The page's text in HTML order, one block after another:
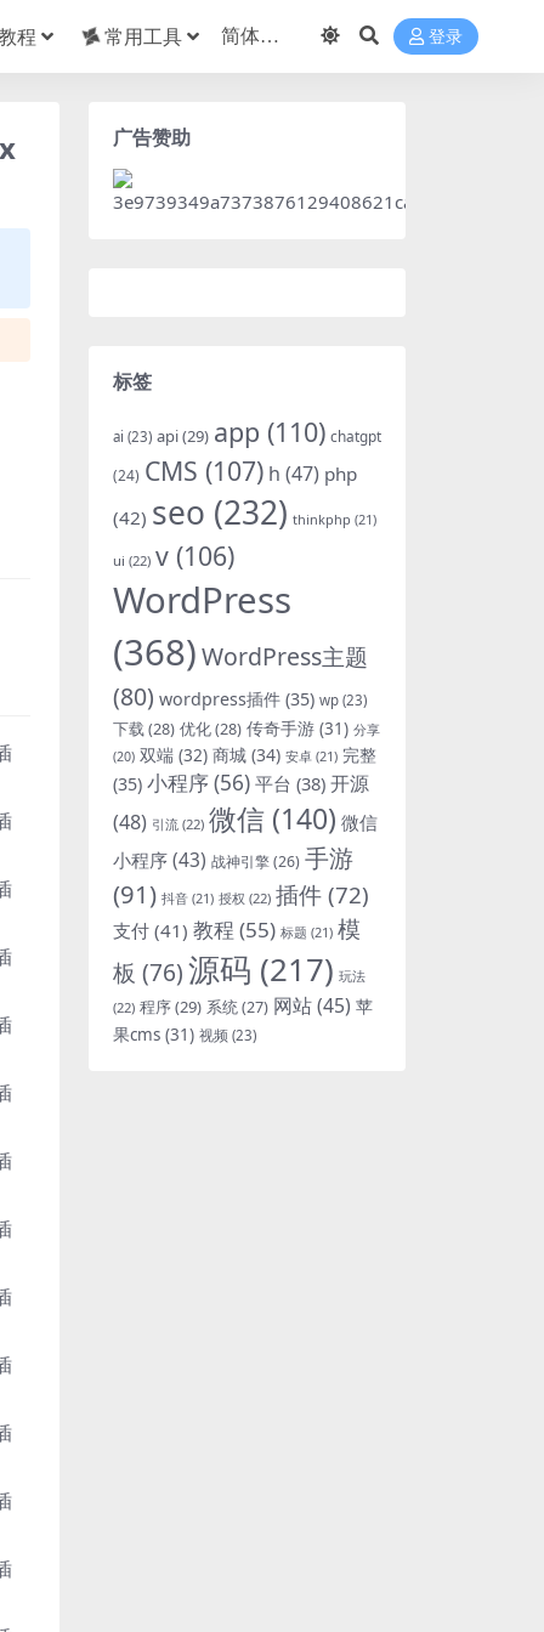
程 常用工具 登录
广告赞助
标签
ai (23) api(29) app (110) chatgpt
(24) CMS (107) h (47) php
(42) seo (232) thinkphp (21)
ui (22) v (106)
WordPress
(368)WordPress主题
(80) wordpress插件 (35) wp (23)
下载(28) 优化(28) 传奇手游 (31) 分享
(20) 双端 (32) 商城 (34) 安卓 (21) 完整
(35) 小程序(56) 平台 (38) 开源
(48) 引流 (22) 微信 (140) 微信
小程序(43) 战神引擎(26) 手游
(91) 抖音 (21) 授权 (22) 插件 (72)
支付 (41) 教程 (55) 标题 (21) 模
板 (76)源码 (217) 玩法
(22) 程序(29) 系统(27) 网站(45) 苹
果cms (31) 视频 (23)